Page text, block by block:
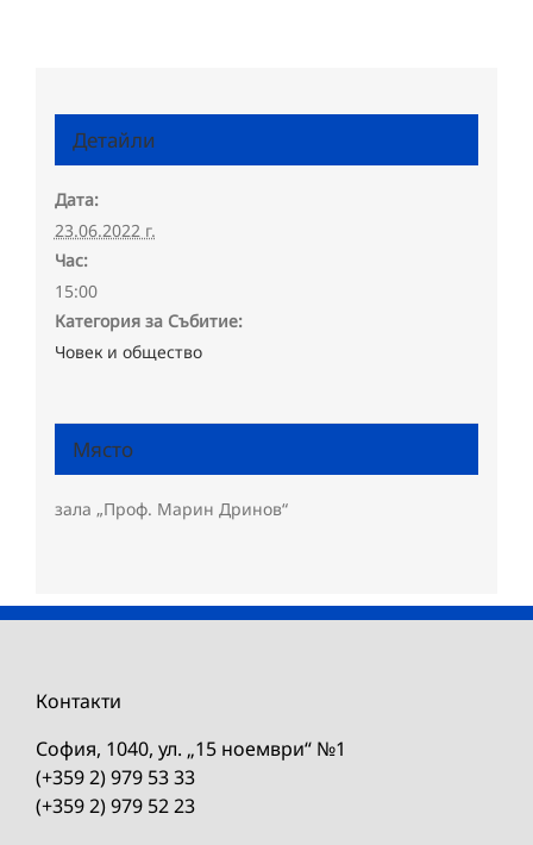
Детайли
Дата:
23.06.2022 г.
Час:
15:00
Категория за Събитие:
Човек и общество
Място
зала „Проф. Марин Дринов“
Контакти
София, 1040, ул. „15 ноември“ №1
(+359 2) 979 53 33
(+359 2) 979 52 23